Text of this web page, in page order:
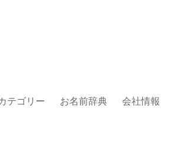
テゴリー お名前辞典 会社情報